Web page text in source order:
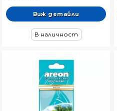
Виж детайли
В наличност